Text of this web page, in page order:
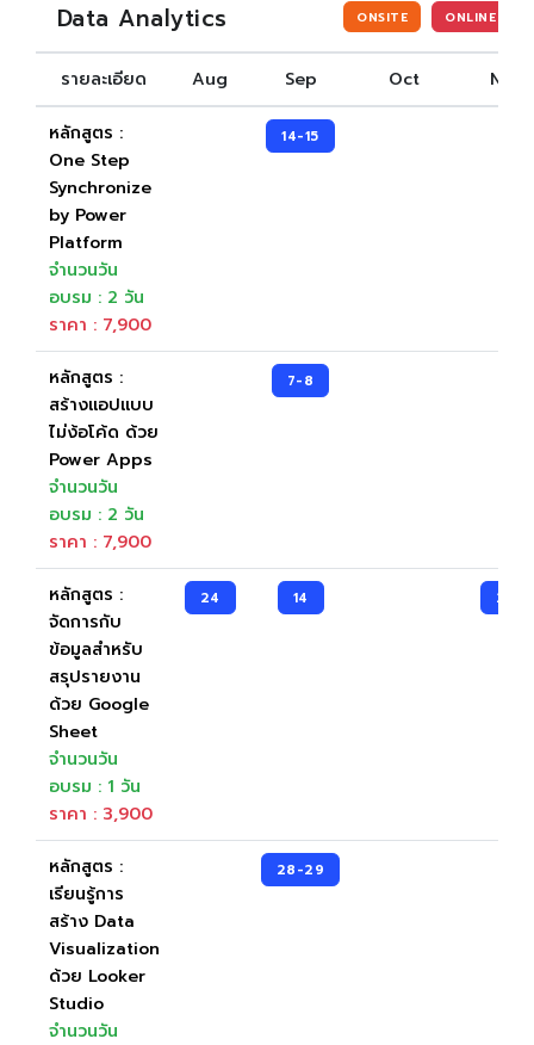
Data Analytics
ONSITE ONLINE
รายละเอียด Aug Sep Oct Nov
หลักสูตร :
One Step
Synchronize
by Power
Platform
จำนวนวัน
อบรม : 2 วัน
ราคา : 7,900
14-15
หลักสูตร :
สร้างแอปแบบ
ไม่ง้อโค้ด ด้วย
Power Apps
จำนวนวัน
อบรม : 2 วัน
ราคา : 7,900
7-8
หลักสูตร :
จัดการกับ
ข้อมูลสำหรับ
สรุปรายงาน
ด้วย Google
Sheet
จำนวนวัน
อบรม : 1 วัน
ราคา : 3,900
24 14 23
หลักสูตร :
เรียนรู้การ
สร้าง Data
Visualization
ด้วย Looker
Studio
จำนวนวัน
28-29